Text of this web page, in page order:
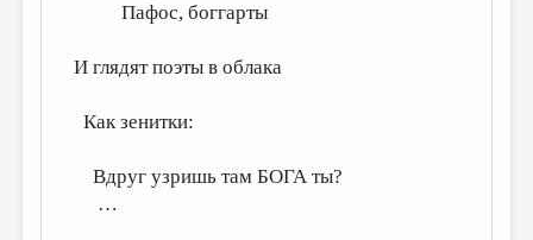
МАЛАЯ ПРОЗА
ПУБЛИЦИСТИКА
Пафос, боггарты
И глядят поэты в облака
Как зенитки:
Вдруг узришь там БОГА ты?
…